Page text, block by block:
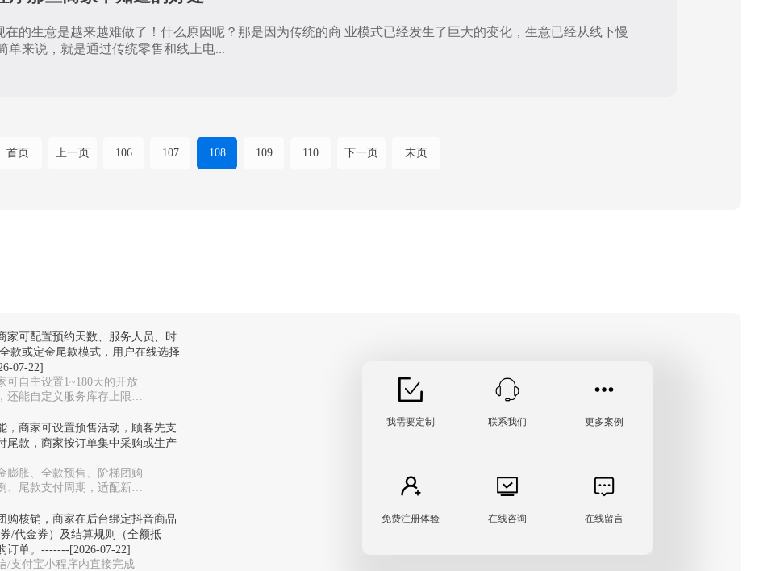
在的生意是越来越难做了！什么原因呢？那是因为传统的商 业模式已经发生了巨大的变化，生意已经从线下慢
单来说，就是通过传统零售和线上电...
首页 上一页 106 107 108 109 110 下一页 末页
可配置预约天数、服务人员、时
款或定金尾款模式，用户在线选择
07-22]
可自主设置1~180天的开放
还能自定义服务库存上限，
商家可设置预售活动，顾客先支
尾款，商家按订单集中采购或生产
膨胀、全款预售、阶梯团购
、尾款支付周期，适配新品
核销，商家在后台绑定抖音商品
/代金券）及结算规则（全额抵
订单。-------[2026-07-22]
/支付宝小程序内直接完成
我需要定制 联系我们 更多案例
免费注册体验 在线咨询 在线留言